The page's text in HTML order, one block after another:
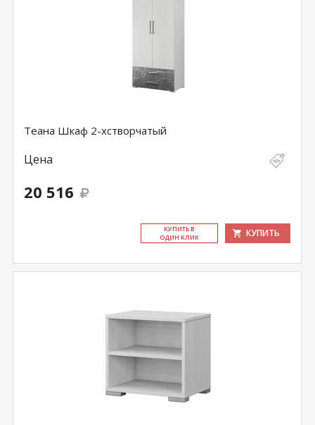
Теана Шкаф 2-хстворчатый
Цена
20 516
КУ­ПИТЬ В
ОДИН КЛИК
КУПИТЬ